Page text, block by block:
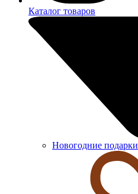
Каталог товаров
Новогодние подарки